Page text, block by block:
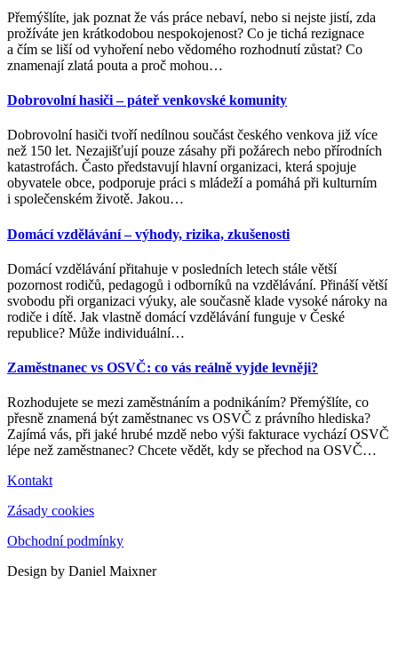
Přemýšlíte, jak poznat že vás práce nebaví, nebo si nejste jistí, zda
prožíváte jen krátkodobou nespokojenost? Co je tichá rezignace
a čím se liší od vyhoření nebo vědomého rozhodnutí zůstat? Co
znamenají zlatá pouta a proč mohou…
Dobrovolní hasiči – páteř venkovské komunity
Dobrovolní hasiči tvoří nedílnou součást českého venkova již více
než 150 let. Nezajišťují pouze zásahy při požárech nebo přírodních
katastrofách. Často představují hlavní organizaci, která spojuje
obyvatele obce, podporuje práci s mládeží a pomáhá při kulturním
i společenském životě. Jakou…
Domácí vzdělávání – výhody, rizika, zkušenosti
Domácí vzdělávání přitahuje v posledních letech stále větší
pozornost rodičů, pedagogů i odborníků na vzdělávání. Přináší větší
svobodu při organizaci výuky, ale současně klade vysoké nároky na
rodiče i dítě. Jak vlastně domácí vzdělávání funguje v České
republice? Může individuální…
Zaměstnanec vs OSVČ: co vás reálně vyjde levněji?
Rozhodujete se mezi zaměstnáním a podnikáním? Přemýšlíte, co
přesně znamená být zaměstnanec vs OSVČ z právního hlediska?
Zajímá vás, při jaké hrubé mzdě nebo výši fakturace vychází OSVČ
lépe než zaměstnanec? Chcete vědět, kdy se přechod na OSVČ…
Kontakt
Zásady cookies
Obchodní podmínky
Design by Daniel Maixner